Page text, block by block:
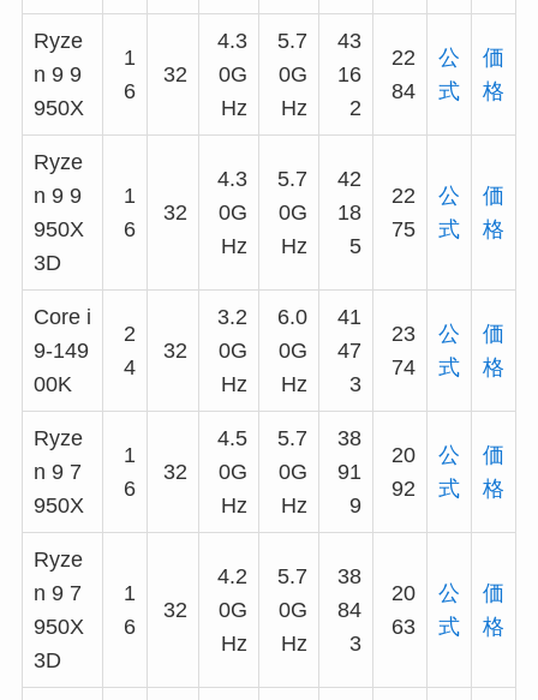
Ryze
n 9 9
950X
1
6
32
4.3
0G
Hz
5.7
0G
Hz
43
16
2
22
84
公
式
価
格
Ryze
n 9 9
950X
3D
1
6
32
4.3
0G
Hz
5.7
0G
Hz
42
18
5
22
75
公
式
価
格
Core i
9-149
00K
2
4
32
3.2
0G
Hz
6.0
0G
Hz
41
47
3
23
74
公
式
価
格
Ryze
n 9 7
950X
1
6
32
4.5
0G
Hz
5.7
0G
Hz
38
91
9
20
92
公
式
価
格
Ryze
n 9 7
950X
3D
1
6
32
4.2
0G
Hz
5.7
0G
Hz
38
84
3
20
63
公
式
価
格